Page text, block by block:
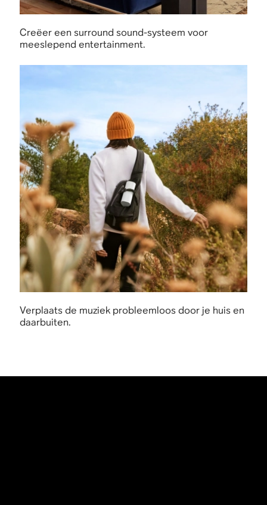
Creëer een surround sound-systeem voor
meeslepend entertainment.
Verplaats de muziek probleemloos door je huis en
daarbuiten.